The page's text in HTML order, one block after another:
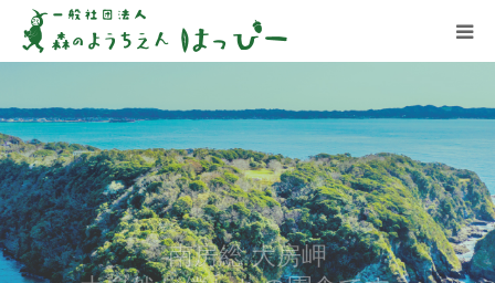
南房総 大房岬
はっぴーの保育
お知らせ